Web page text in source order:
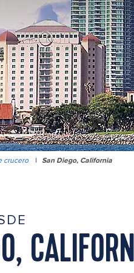
crucero | San Diego, California